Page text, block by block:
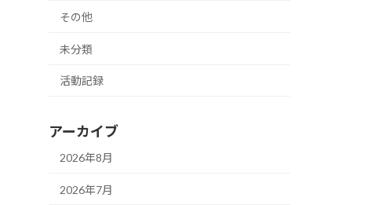
その他
未分類
活動記録
アーカイブ
2026年8月
2026年7月